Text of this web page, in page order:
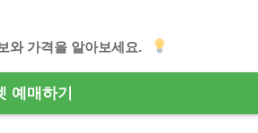
와 가격을 알아보세요.
예매하기